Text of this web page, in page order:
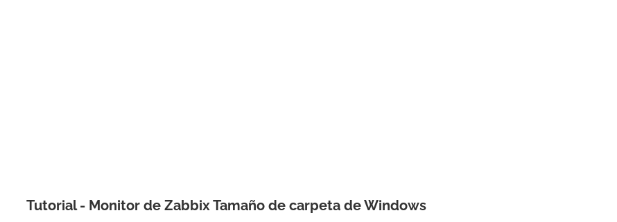
Tutorial - Monitor de Zabbix Tamaño de carpeta de Windows